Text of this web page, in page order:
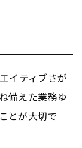
イティブさが
備えた業務ゆ
とが大切で